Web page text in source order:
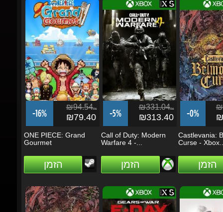
-16%
₪94.54ils
₪79.40
ONE PIECE: Grand
Gourmet
הזמן
₪331.04
₪313.40
Call of Duty: Modern
Warfare 4 -...
הזמן
-0%
Castlevania:
Curse - Xbox...
הזמן